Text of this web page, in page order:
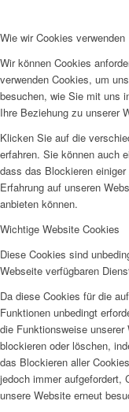
Wie wir Cookies verwenden
Wir können Cookies
verwenden Cookies, um
besuchen, wie Sie mit uns
Ihre Beziehung zu unserer
Klicken Sie auf die
erfahren. Sie können auch
dass das Blockieren
Erfahrung auf unseren
anbieten können.
Wichtige Website Cookies
Diese Cookies sind
Webseite verfügbaren
Da diese Cookies für die
Funktionen unbedingt
die Funktionsweise
blockieren oder löschen,
das Blockieren aller
jedoch immer aufgefordert,
unsere Website erneut